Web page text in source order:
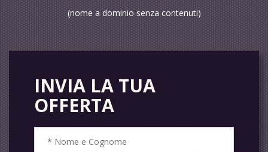
(nome a dominio senza contenuti)
INVIA LA TUA
OFFERTA